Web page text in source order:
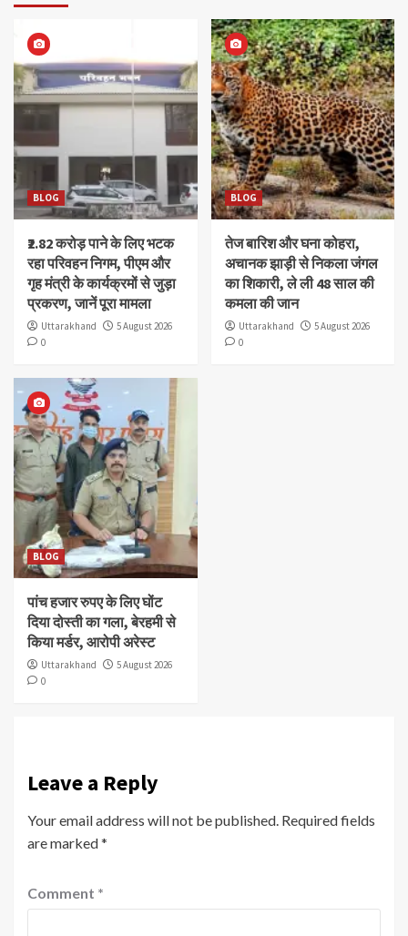
BLOG
₹2.82 करोड़ पाने के लिए भटक
रहा परिवहन निगम, पीएम और
गृह मंत्री के कार्यक्रमों से जुड़ा
प्रकरण, जानें पूरा मामला
Uttarakhand
5 August 2026
0
BLOG
तेज बारिश और घना कोहरा,
अचानक झाड़ी से निकला जंगल
का शिकारी, ले ली 48 साल की
कमला की जान
Uttarakhand
5 August 2026
0
BLOG
पांच हजार रुपए के लिए घोंट
दिया दोस्ती का गला, बेरहमी से
किया मर्डर, आरोपी अरेस्ट
Uttarakhand
5 August 2026
0
Leave a Reply
Your email address will not be published. Required fields
are marked*
Comment *